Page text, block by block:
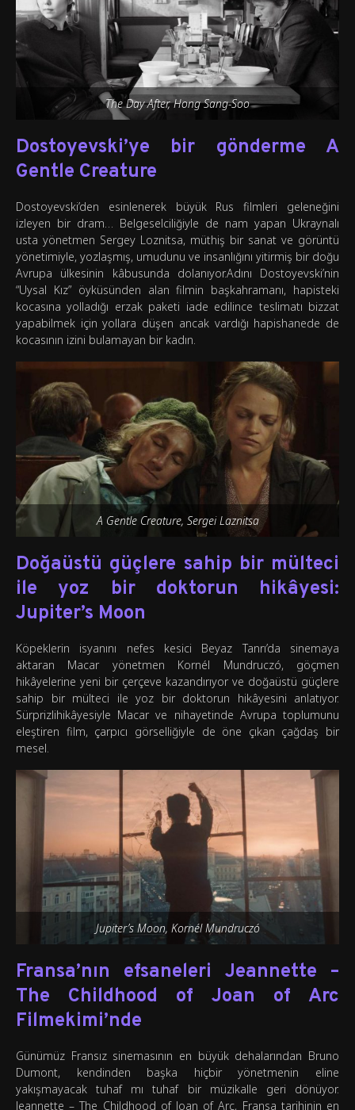
The Day After, Hong Sang-Soo
Dostoyevski’ye bir gönderme A
Gentle Creature
Dostoyevski’den esinlenerek büyük Rus filmleri geleneğini
izleyen bir dram… Belgeselciliğiyle de nam yapan Ukraynalı
usta yönetmen Sergey Loznitsa, müthiş bir sanat ve görüntü
yönetimiyle, yozlaşmış, umudunu ve insanlığını yitirmiş bir doğu
Avrupa ülkesinin kâbusunda dolanıyor.Adını Dostoyevski’nin
“Uysal Kız” öyküsünden alan filmin başkahramanı, hapisteki
kocasına yolladığı erzak paketi iade edilince teslimatı bizzat
yapabilmek için yollara düşen ancak vardığı hapishanede de
kocasının izini bulamayan bir kadın.
A Gentle Creature, Sergei Laznitsa
Doğaüstü güçlere sahip bir mülteci
ile yoz bir doktorun hikâyesi:
Jupiter’s Moon
Köpeklerin isyanını nefes kesici Beyaz Tanrı’da sinemaya
aktaran Macar yönetmen Kornél Mundruczó, göçmen
hikâyelerine yeni bir çerçeve kazandırıyor ve doğaüstü güçlere
sahip bir mülteci ile yoz bir doktorun hikâyesini anlatıyor.
Sürprizlihikâyesiyle Macar ve nihayetinde Avrupa toplumunu
eleştiren film, çarpıcı görselliğiyle de öne çıkan çağdaş bir
mesel.
Jupiter’s Moon, Kornél Mundruczó
Fransa’nın efsaneleri Jeannette –
The Childhood of Joan of Arc
Filmekimi’nde
Günümüz Fransız sinemasının en büyük dehalarından Bruno
Dumont, kendinden başka hiçbir yönetmenin eline
yakışmayacak tuhaf mı tuhaf bir müzikalle geri dönüyor.
Jeannette – The Childhood of Joan of Arc, Fransa tarihinin en